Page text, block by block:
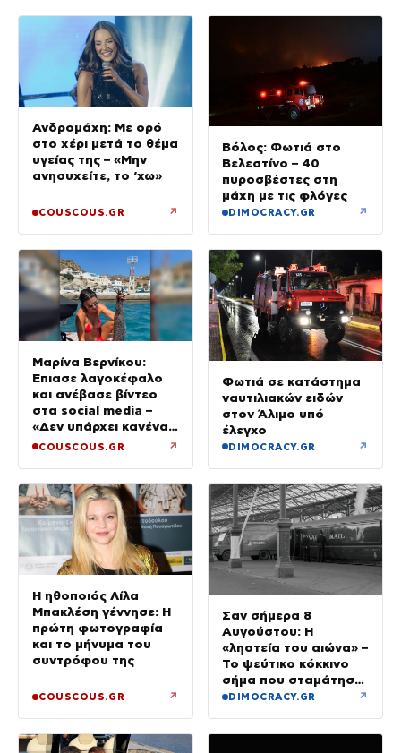
Ανδρομάχη: Με ορό
στο χέρι μετά το θέμα
υγείας της – «Μην
ανησυχείτε, το ‘χω»
COUSCOUS.GR ↗
Βόλος: Φωτιά στο
Βελεστίνο – 40
πυροσβέστες στη
μάχη με τις φλόγες
DIMOCRACY.GR ↗
Μαρίνα Βερνίκου:
Έπιασε λαγοκέφαλο
και ανέβασε βίντεο
στα social media –
«Δεν υπάρχει κανένας
λόγος να φοβόμαστε»
COUSCOUS.GR ↗
Φωτιά σε κατάστημα
ναυτιλιακών ειδών
στον Άλιμο υπό
έλεγχο
DIMOCRACY.GR ↗
Η ηθοποιός Λίλα
Μπακλέση γέννησε: Η
πρώτη φωτογραφία
και το μήνυμα του
συντρόφου της
COUSCOUS.GR ↗
Σαν σήμερα 8
Αυγούστου: Η
«ληστεία του αιώνα» –
Το ψεύτικο κόκκινο
σήμα που σταμάτησε
τρένο με 2,6 εκατ.
DIMOCRACY.GR ↗